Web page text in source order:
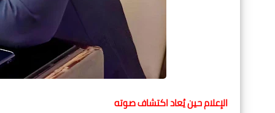
الإعلام حين يُعاد اكتشاف صوته